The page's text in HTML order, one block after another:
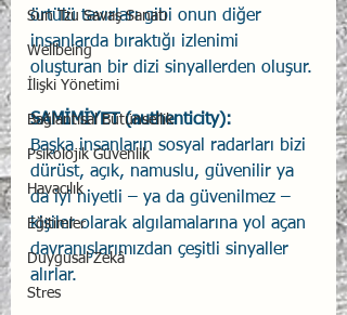
Sun Tzu Savaş Sanatı
Wellbeing
İlişki Yönetimi
Bağlantısal Bütünsellik
Psikolojik Güvenlik
Havacılık
Eğitimler
Duygusal Zekâ
Stres
örtülü tavırları gibi onun diğer
insanlarda bıraktığı izlenimi
oluşturan bir dizi sinyallerden oluşur.
SAMİMİYET (authenticity):
Başka insanların sosyal radarları bizi
dürüst, açık, namuslu, güvenilir ya
da iyi niyetli – ya da güvenilmez –
kişiler olarak algılamalarına yol açan
davranışlarımızdan çeşitli sinyaller
alırlar.